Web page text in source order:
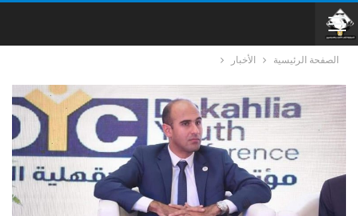
الصفحة الرئيسية الأخبار